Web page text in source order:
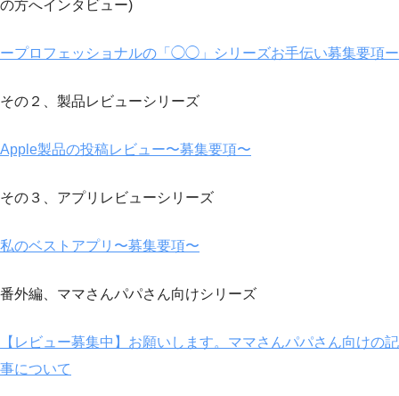
の方へインタビュー)
ープロフェッショナルの「◯◯」シリーズお手伝い募集要項ー
その２、製品レビューシリーズ
Apple製品の投稿レビュー〜募集要項〜
その３、アプリレビューシリーズ
私のベストアプリ〜募集要項〜
番外編、ママさんパパさん向けシリーズ
【レビュー募集中】お願いします。ママさんパパさん向けの記
事について